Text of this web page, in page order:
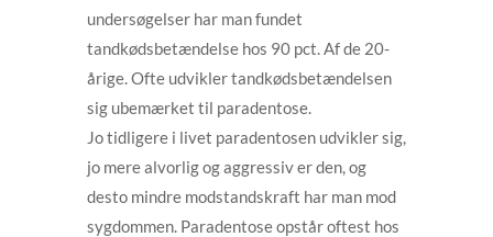
undersøgelser har man fundet
tandkødsbetændelse hos 90 pct. Af de 20-
årige. Ofte udvikler tandkødsbetændelsen
sig ubemærket til paradentose.
Jo tidligere i livet paradentosen udvikler sig,
jo mere alvorlig og aggressiv er den, og
desto mindre modstandskraft har man mod
sygdommen. Paradentose opstår oftest hos